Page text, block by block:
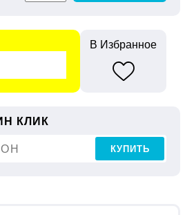
В Избранное
КЛИК
КУПИТЬ